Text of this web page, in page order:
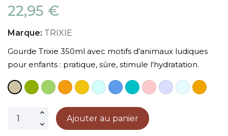
22,95 €
Marque: TRIXIE
Gourde Trixie 350ml avec motifs d'animaux ludiques
pour enfants : pratique, sûre, stimule l'hydratation.
TaupeZinglyVertOrange
JauneBleu
ciel
BleuBleu
gris
RoseVioletBleu
clair
Orange
foncé
Ajouter au panier